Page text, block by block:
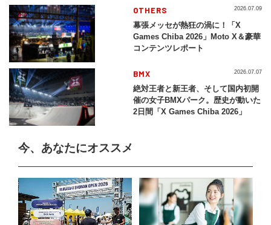
2026」
OTHERS
幕張メッセが熱狂の渦に！「X
Games Chiba 2026」Moto X＆豪華
コンテンツレポート
2026.07.09
BMX
絶対王者と新王者、そして国内初開
催の女子BMXパーク。歴史が動いた
2日間「X Games Chiba 2026」
2026.07.07
今、あなたにオススメ